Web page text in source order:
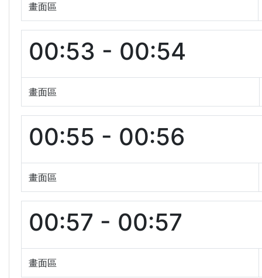
畫面區
00:53 - 00:54
畫面區
00:55 - 00:56
畫面區
00:57 - 00:57
畫面區